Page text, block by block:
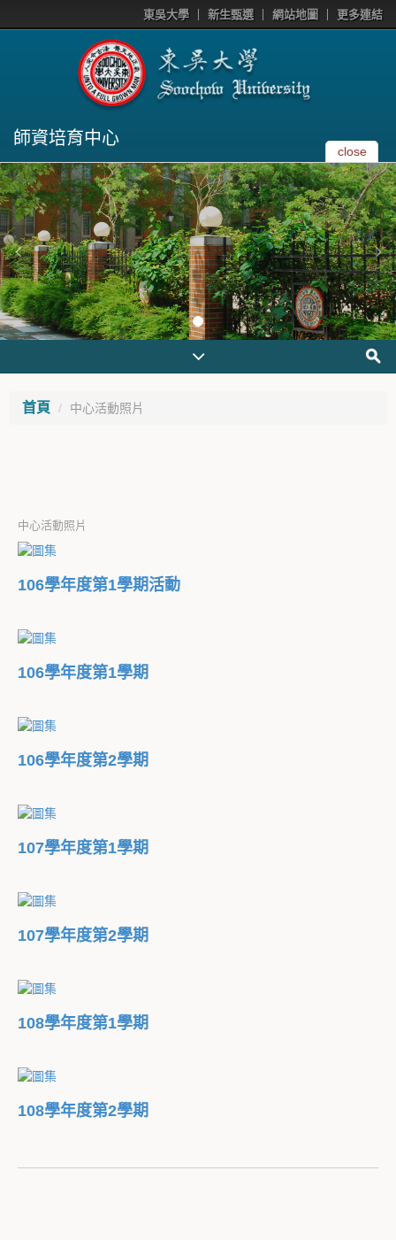
東吳大學 新生甄選 網站地圖 更多連結
師資培育中心
close
首頁 中心活動照片
中心活動照片
106學年度第1學期活動
106學年度第1學期
106學年度第2學期
107學年度第1學期
107學年度第2學期
108學年度第1學期
108學年度第2學期